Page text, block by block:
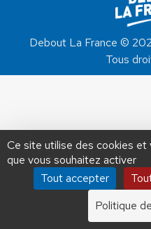
Debout La France ©
Tous
Ce site utilise des cookies et
que vous souhaitez activer
Tout accepter
Politique